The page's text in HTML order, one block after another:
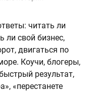
читать ли
ли свой бизнес,
двигаться по
Коучи, блогеры,
результат,
«перестанете